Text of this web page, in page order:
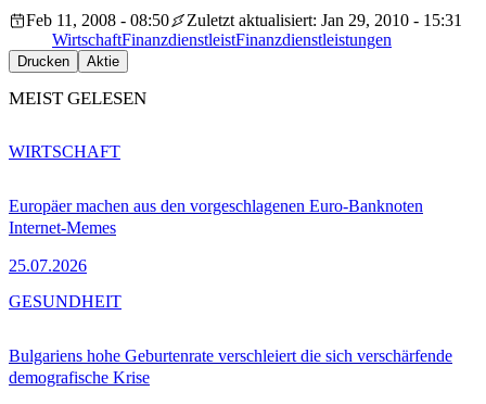
Feb 11, 2008 - 08:50
Zuletzt aktualisiert: Jan 29, 2010 - 15:31
WirtschaftFinanzdienstleistFinanzdienstleistungen
Drucken Aktie
MEIST GELESEN
Europäer machen aus den vorgeschlagenen Euro-Banknoten
Internet-Memes
25.07.2026
WIRTSCHAFT
Bulgariens hohe Geburtenrate verschleiert die sich verschärfende
demografische Krise
GESUNDHEIT